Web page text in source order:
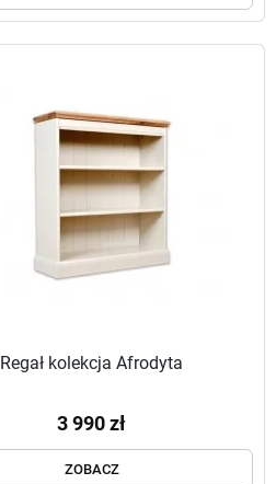
Regał kolekcja Afrodyta
3 990 zł
ZOBACZ